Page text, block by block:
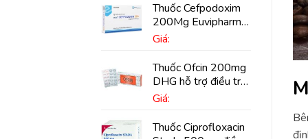
Thuốc Cefpodoxim
200Mg Euvipharm
điều trị nhiễm khuẩn
Giá:
Thuốc Ofcin 200mg
DHG hỗ trợ điều trị
viêm phế quản nặng
Giá:
Thuốc Ciprofloxacin